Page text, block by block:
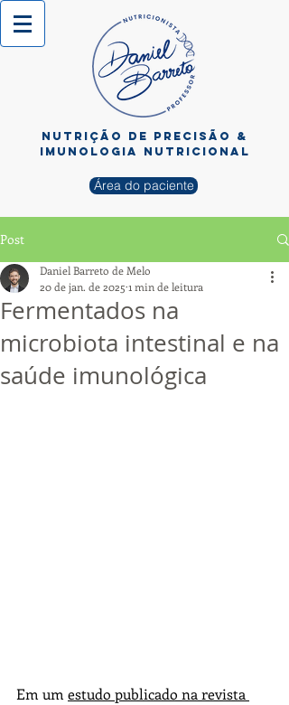
NUTRIÇÃO de PRECISÃO &
imunologia nutricional
Área do paciente
Post
Fermentados na
microbiota intestinal e na
saúde imunológica
Daniel Barreto de Melo
20 de jan. de 2025 1 min de leitura
Em um estudo publicado na revista